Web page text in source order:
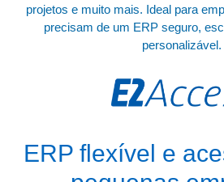
projetos e muito mais. Ideal para
precisam de um ERP seguro,
personalizável.
ERP flexível e